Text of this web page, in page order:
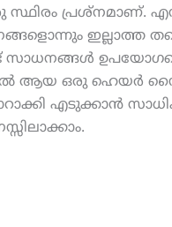
സ്ഥിരം പ്രശ്നമാണ്.
ഇല്ലാത്ത
സാധനങ്ങൾ
ആയ ഒരു ഹെയർ
എടുക്കാൻ